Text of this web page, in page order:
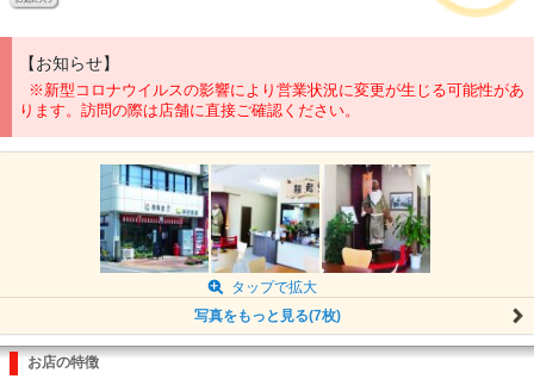
【お知らせ】
※新型コロナウイルスの影響により営業状況に変更が生じる可能性があ
ります。訪問の際は店舗に直接ご確認ください。
タップで拡大
写真をもっと見る(7枚)
お店の特徴